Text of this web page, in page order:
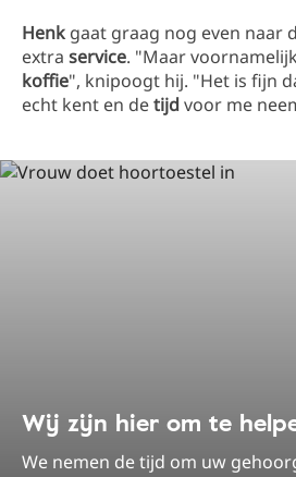
Henk gaat graag nog even naar
extra service. "Maar
koffie", knipoogt hij. "Het is fijn
echt kent en detijdvoor me
Wij zijn hier om te
We nemen de tijd om uw